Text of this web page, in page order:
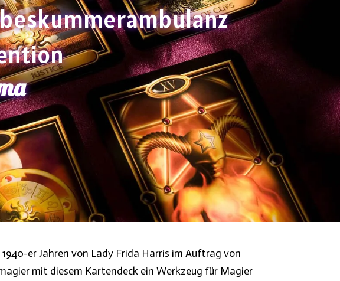
er Jahren von Lady Frida Harris im Auftrag von
mit diesem Kartendeck ein Werkzeug für Magier